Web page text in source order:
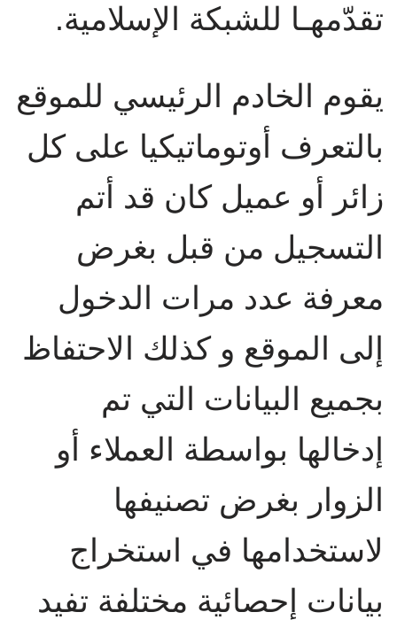
تقدّمهـا للشبكة الإسلامية.‏
يقوم الخادم الرئيسي للموقع
بالتعرف أوتوماتيكيا على كل
زائر أو عميل كان قد أتم
التسجيل من قبل بغرض
معرفة عدد مرات الدخول
إلى الموقع و كذلك الاحتفاظ
بجميع البيانات التي تم
إدخالها بواسطة العملاء أو
الزوار بغرض تصنيفها
لاستخدامها في استخراج
بيانات إحصائية مختلفة تفيد